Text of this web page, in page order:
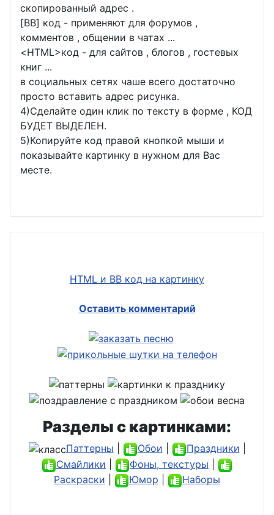
скопированный адрес .
[BB] код - применяют для форумов ,
комментов , общении в чатах ...
<HTML>код - для сайтов , блогов , гостевых
книг ...
в социальных сетях чаше всего достаточно
просто вставить адрес рисунка.
4)Сделайте один клик по тексту в форме , КОД
БУДЕТ ВЫДЕЛЕН.
5)Копируйте код правой кнопкой мыши и
показывайте картинку в нужном для Вас
месте.
HTML и BB код на картинку
Оставить комментарий
Разделы с картинками:
Паттерны Обои Праздники
Смайлики
Фоны, текстуры
Раскраски
Юмор Наборы